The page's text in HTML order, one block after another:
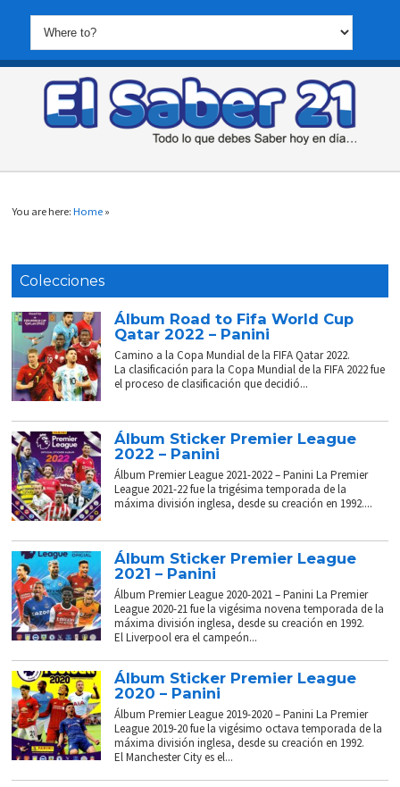
You are here:Home »
Colecciones
Álbum Road to Fifa World Cup
Qatar 2022 – Panini
Camino a la Copa Mundial de la FIFA Qatar 2022.
La clasificación para la Copa Mundial de la FIFA 2022 fue
el proceso de clasificación que decidió...
Álbum Sticker Premier League
2022 – Panini
Álbum Premier League 2021-2022 – Panini La Premier
League 2021-22 fue la trigésima temporada de la
máxima división inglesa, desde su creación en 1992....
Álbum Sticker Premier League
2021 – Panini
Álbum Premier League 2020-2021 – Panini La Premier
League 2020-21 fue la vigésima novena temporada de la
máxima división inglesa, desde su creación en 1992.
El Liverpool era el campeón...
Álbum Sticker Premier League
2020 – Panini
Álbum Premier League 2019-2020 – Panini La Premier
League 2019-20 fue la vigésimo octava temporada de la
máxima división inglesa, desde su creación en 1992.
El Manchester City es el...